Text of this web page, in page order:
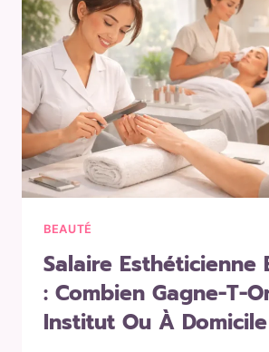
ICONIQUES
QUI
REVIENNENT
ET
COMMENT
LES
PORTER
MAINTENANT
BEAUTÉ
Salaire Esthéticienne
: Combien Gagne-T-
Institut Ou À